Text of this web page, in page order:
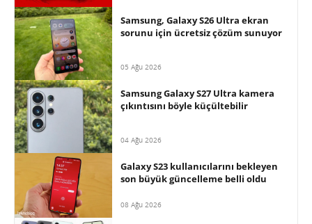
Samsung, Galaxy S26 Ultra ekran
sorunu için ücretsiz çözüm sunuyor
05 Ağu 2026
Samsung Galaxy S27 Ultra kamera
çıkıntısını böyle küçültebilir
04 Ağu 2026
Galaxy S23 kullanıcılarını bekleyen
son büyük güncelleme belli oldu
08 Ağu 2026